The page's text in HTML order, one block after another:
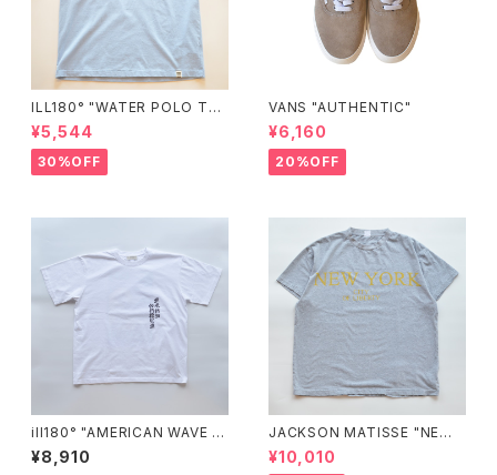
ILL180° "WATER POLO TE
E"
¥5,544
30%OFF
VANS "AUTHENTIC"
¥6,160
20%OFF
ill180° "AMERICAN WAVE T
EE"
¥8,910
JACKSON MATISSE "NEW
YORK CITY OF LIBERTY Te
e"
¥10,010